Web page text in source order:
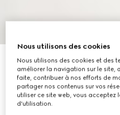
Short de bain en nylon à
CA$1,200
Nous utilisons des cookies
Nous utilisons des cookies et des
améliorer la navigation sur le site,
faite, contribuer à nos efforts de
partager nos contenus sur vos
utiliser ce site web, vous acceptez
d'utilisation.